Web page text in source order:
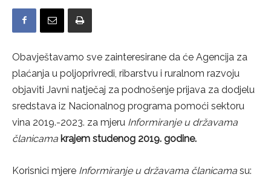
Obavještavamo sve zainteresirane da će Agencija za
plaćanja u poljoprivredi, ribarstvu i ruralnom razvoju
objaviti Javni natječaj za podnošenje prijava za dodjelu
sredstava iz Nacionalnog programa pomoći sektoru
vina 2019.-2023. za mjeru Informiranje u državama
članicama krajem studenog 2019. godine.
Korisnici mjere Informiranje u državama članicama su: